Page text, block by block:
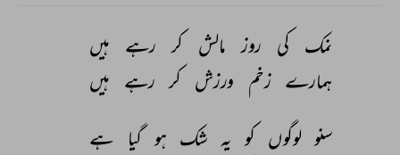
نمک کی روز مالش کر رہے
ہیں
ہمارے زخم ورزش کر رہے ہیں
سنو لوگوں کو یہ شک ہو گیا ہے